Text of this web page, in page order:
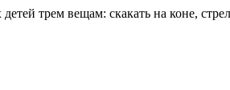
трем вещам: скакать на коне,